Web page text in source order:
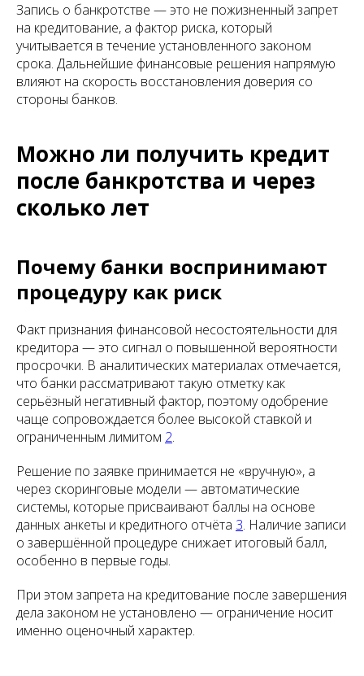
Запись о банкротстве — это не пожизненный запрет
на кредитование, а фактор риска, который
учитывается в течение установленного законом
срока. Дальнейшие финансовые решения напрямую
влияют на скорость восстановления доверия со
стороны банков.
Можно ли получить кредит
после банкротства и через
сколько лет
Почему банки воспринимают
процедуру как риск
Факт признания финансовой несостоятельности для
кредитора — это сигнал о повышенной вероятности
просрочки. В аналитических материалах отмечается,
что банки рассматривают такую отметку как
серьёзный негативный фактор, поэтому одобрение
чаще сопровождается более высокой ставкой и
ограниченным лимитом 2.
Решение по заявке принимается не «вручную», а
через скоринговые модели — автоматические
системы, которые присваивают баллы на основе
данных анкеты и кредитного отчёта 3. Наличие записи
о завершённой процедуре снижает итоговый балл,
особенно в первые годы.
При этом запрета на кредитование после завершения
дела законом не установлено — ограничение носит
именно оценочный характер.